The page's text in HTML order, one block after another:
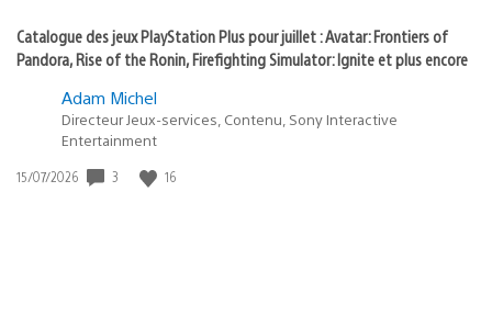
Catalogue des jeux PlayStation Plus pour juillet : Avatar: Frontiers of
Pandora, Rise of the Ronin, Firefighting Simulator: Ignite et plus encore
Adam Michel
Directeur Jeux-services, Contenu, Sony Interactive
Entertainment
Date
15/07/2026 3 16